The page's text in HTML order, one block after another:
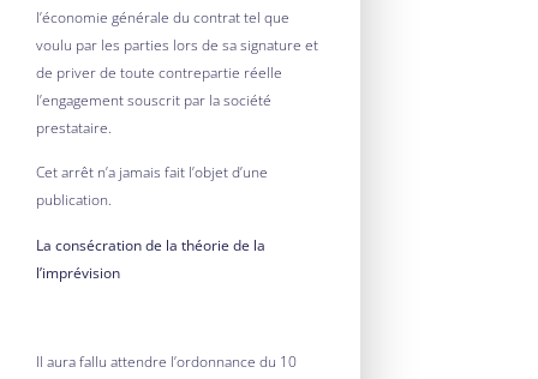
l’économie générale du contrat tel que
voulu par les parties lors de sa signature et
de priver de toute contrepartie réelle
l’engagement souscrit par la société
prestataire.
Cet arrêt n’a jamais fait l’objet d’une
publication.
La consécration de la théorie de la
l’imprévision
Il aura fallu attendre l’ordonnance du 10